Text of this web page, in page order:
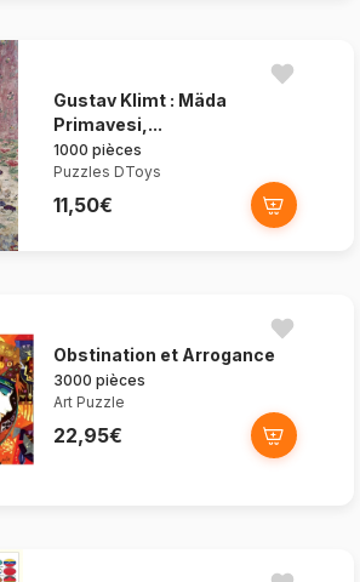
Gustav Klimt : Mäda
Primavesi,...
1000 pièces
Puzzles DToys
11,50€
Obstination et Arrogance
3000 pièces
Art Puzzle
22,95€